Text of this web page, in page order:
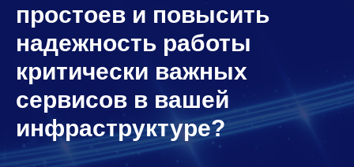
простоев и повысить
надежность работы
критически важных
сервисов в вашей
инфраструктуре?